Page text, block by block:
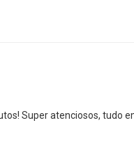
Super atenciosos, tudo